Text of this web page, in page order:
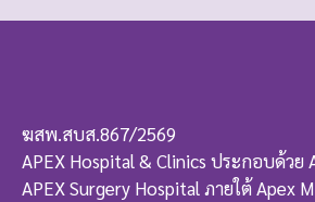
ฆสพ.สบส.867/2569
APEX Hospital & Clinics ประกอบด้วย
APEX Surgery Hospital ภายใต้ Apex